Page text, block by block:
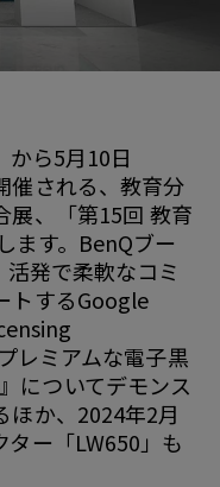
から5月10日
催される、教育分
展、「第15回 教育
ます。BenQブー
発で柔軟なコミ
トするGoogle
レミアムな電子黒
についてデモンス
ほか、2024年2月
ー「LW650」も